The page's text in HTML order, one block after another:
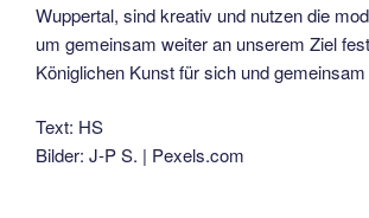
Wuppertal, sind kreativ und nutzen die
um gemeinsam weiter an unserem Ziel
Königlichen Kunst für sich und
Text: HS
Bilder: J-P S. | Pexels.com